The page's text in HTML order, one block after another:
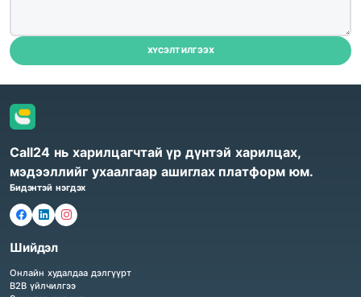
ХҮСЭЛТ ИЛГЭЭХ
Call24 нь харилцагчтай үр дүнтэй харилцах,
мэдээллийг ухаалгаар ашиглах платформ юм.
Бидэнтэй нэгдэх
Шийдэл
Онлайн худалдаа дэлгүүрт
B2B үйлчилгээ